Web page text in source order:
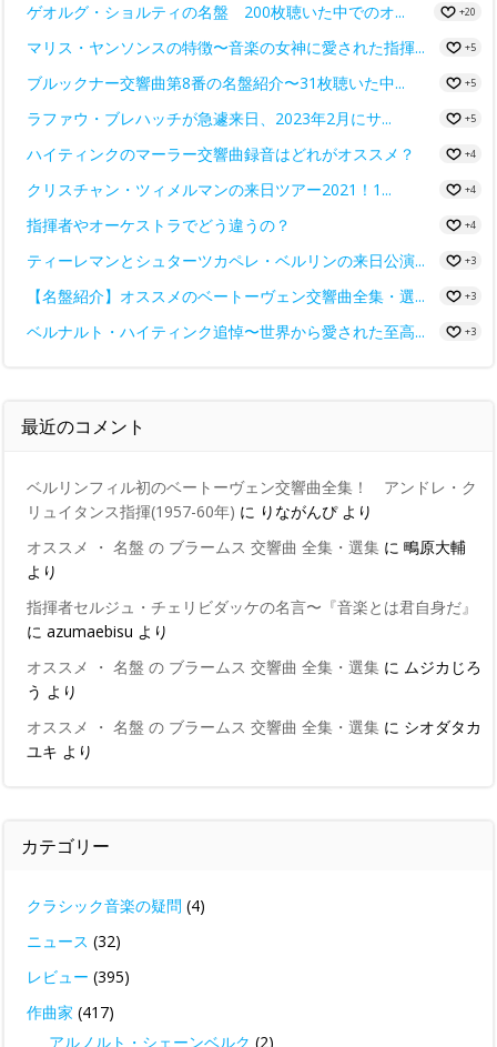
ゲオルグ・ショルティの名盤 200枚聴いた中でのオ... +20
マリス・ヤンソンスの特徴〜音楽の女神に愛された指揮... +5
ブルックナー交響曲第8番の名盤紹介〜31枚聴いた中... +5
ラファウ・ブレハッチが急遽来日、2023年2月にサ... +5
ハイティンクのマーラー交響曲録音はどれがオススメ？ +4
クリスチャン・ツィメルマンの来日ツアー2021！1... +4
指揮者やオーケストラでどう違うの？ +4
ティーレマンとシュターツカペレ・ベルリンの来日公演... +3
【名盤紹介】オススメのベートーヴェン交響曲全集・選... +3
ベルナルト・ハイティンク追悼〜世界から愛された至高... +3
最近のコメント
ベルリンフィル初のベートーヴェン交響曲全集！ アンドレ・ク
リュイタンス指揮(1957-60年) に りながんぴより
オススメ ・ 名盤 の ブラームス 交響曲 全集・選集 に 鴫原大輔
より
指揮者セルジュ・チェリビダッケの名言〜『音楽とは君自身だ』
に azumaebisu より
オススメ ・ 名盤 の ブラームス 交響曲 全集・選集 に ムジカじろ
う より
オススメ ・ 名盤 の ブラームス 交響曲 全集・選集 に シオダタカ
ユキ より
カテゴリー
クラシック音楽の疑問 (4)
ニュース (32)
レビュー (395)
作曲家 (417)
アルノルト・シェーンベルク (2)